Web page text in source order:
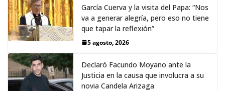
García Cuerva y la visita del Papa: “Nos
va a generar alegría, pero eso no tiene
que tapar la reflexión”
5 agosto, 2026
Declaró Facundo Moyano ante la
Justicia en la causa que involucra a su
novia Candela Arizaga